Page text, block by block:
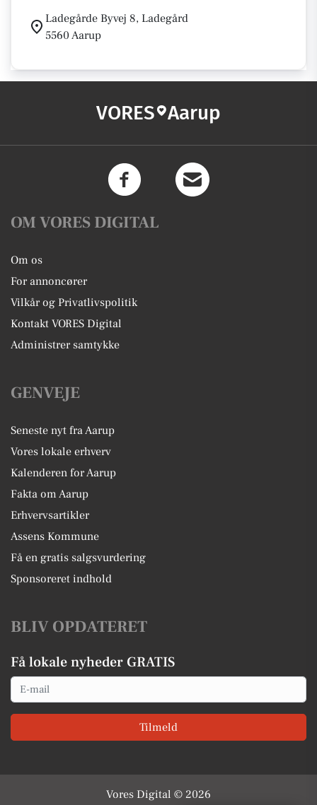
Ladegårde Byvej 8, Ladegård
5560 Aarup
VORES Aarup
OM VORES DIGITAL
Om os
For annoncører
Vilkår og Privatlivspolitik
Kontakt VORES Digital
Administrer samtykke
GENVEJE
Seneste nyt fra Aarup
Vores lokale erhverv
Kalenderen for Aarup
Fakta om Aarup
Erhvervsartikler
Assens Kommune
Få en gratis salgsvurdering
Sponsoreret indhold
BLIV OPDATERET
Få lokale nyheder GRATIS
Email
Tilmeld
Vores Digital © 2026